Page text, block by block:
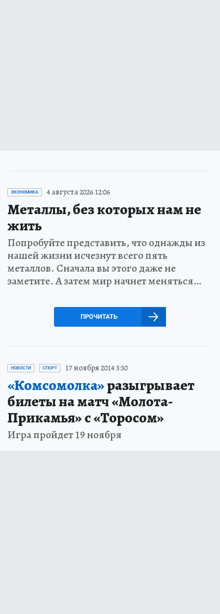
ЭКОНОМИКА 4 августа 2026 12:06
Металлы, без которых нам не
жить
Попробуйте представить, что однажды из
нашей жизни исчезнут всего пять
металлов. Сначала вы этого даже не
заметите. А затем мир начнет меняться…
ПРОЧИТАТЬ
НОВОСТИ СПОРТ 17 ноября 2014 3:30
«Комсомолка»разыгрывает
билеты на матч «Молота-
Прикамья» с «Торосом»
Игра пройдет 19 ноября